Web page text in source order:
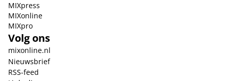
MIXpress
MIXonline
MIXpro
Volg ons
mixonline.nl
Nieuwsbrief
RSS-feed